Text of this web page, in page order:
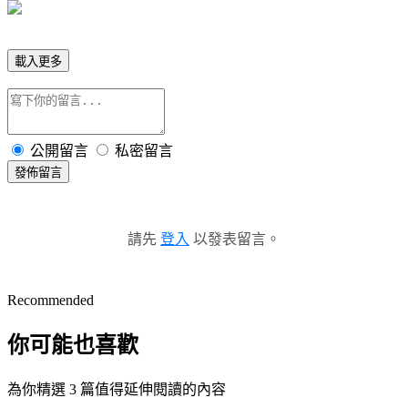
載入更多
公開留言 私密留言
發佈留言
請先 登入 以發表留言。
Recommended
你可能也喜歡
為你精選 3 篇值得延伸閱讀的內容